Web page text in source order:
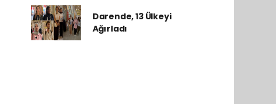
Darende, 13 Ülkeyi
Ağırladı